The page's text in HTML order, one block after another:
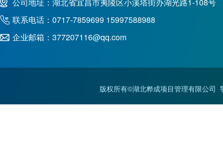
联系电话：0717-7859699 15997588988
企业邮箱：377207116@qq.com
版权所有©湖北桦成项目管理有限公司